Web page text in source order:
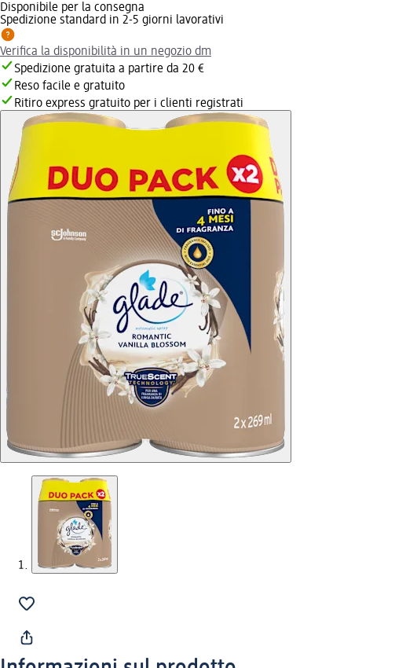
Disponibile per la consegna
Spedizione standard in 2-5 giorni lavorativi
Verifica la disponibilità in un negozio dm
Spedizione gratuita a partire da 20 €
Reso facile e gratuito
Ritiro express gratuito per i clienti registrati